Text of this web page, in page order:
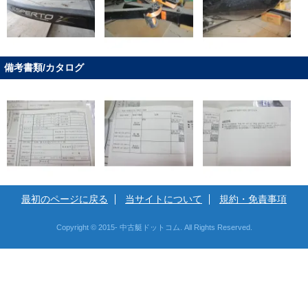
備考書類/カタログ
最初のページに戻る 当サイトについて 規約・免責事項
Copyright © 2015- 中古艇ドットコム. All Rights Reserved.